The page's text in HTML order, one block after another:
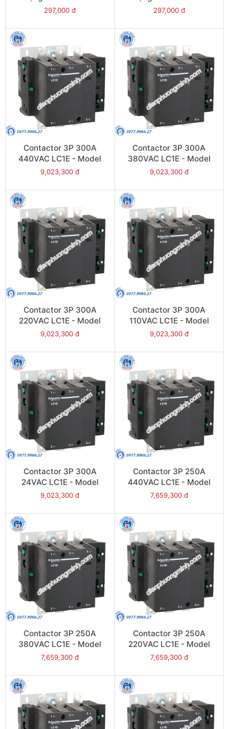
LC1E06-E38 - Model
297,000 đ
LC1E06-E38 - Model
297,000 đ
Contactor 3P 300A
440VAC LC1E - Model
LC1E300R6
9,023,300 đ
Contactor 3P 300A
380VAC LC1E - Model
LC1E300Q6
9,023,300 đ
Contactor 3P 300A
220VAC LC1E - Model
LC1E300M6
9,023,300 đ
Contactor 3P 300A
110VAC LC1E - Model
LC1E300F6
9,023,300 đ
Contactor 3P 300A
24VAC LC1E - Model
LC1E300B6
9,023,300 đ
Contactor 3P 250A
440VAC LC1E - Model
LC1E250R6
7,659,300 đ
Contactor 3P 250A
380VAC LC1E - Model
LC1E250Q6
7,659,300 đ
Contactor 3P 250A
220VAC LC1E - Model
LC1E250M6
7,659,300 đ